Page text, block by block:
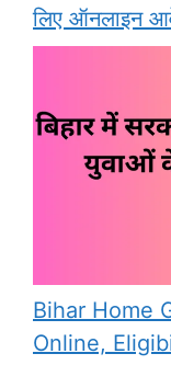
लिए ऑनलाइन
Bihar Home
Online,